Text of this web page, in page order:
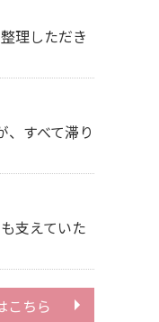
理しただき
、すべて滞り
支えていた
こちら